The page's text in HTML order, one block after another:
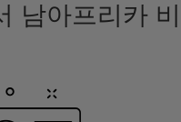
남아프리카